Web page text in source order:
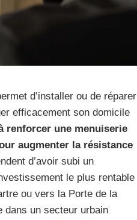
d’installer ou de réparer
efficacement son domicile
renforcer une menuiserie
augmenter la résistance
d’avoir subi un
le plus rentable
ou vers la Porte de la
dans un secteur urbain